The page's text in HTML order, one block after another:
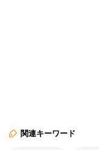
関連キーワード